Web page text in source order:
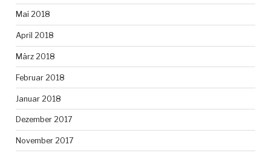
Mai 2018
April 2018
März 2018
Februar 2018
Januar 2018
Dezember 2017
November 2017